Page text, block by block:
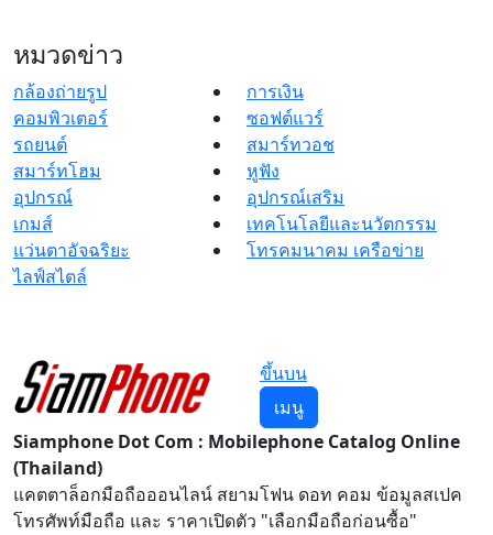
หมวดข่าว
กล้องถ่ายรูป
การเงิน
คอมพิวเตอร์
ซอฟต์แวร์
รถยนต์
สมาร์ทวอช
สมาร์ทโฮม
หูฟัง
อุปกรณ์
อุปกรณ์เสริม
เกมส์
เทคโนโลยีและนวัตกรรม
แว่นตาอัจฉริยะ
โทรคมนาคม เครือข่าย
ไลฟ์สไตล์
ขึ้นบน
เมนู
Siamphone Dot Com : Mobilephone Catalog Online
(Thailand)
แคตตาล็อกมือถือออนไลน์ สยามโฟน ดอท คอม ข้อมูลสเปค
โทรศัพท์มือถือ และ ราคาเปิดตัว "เลือกมือถือก่อนซื้อ"